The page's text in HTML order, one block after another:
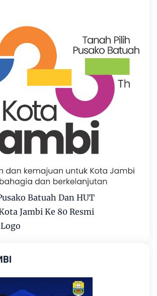
Batuah Dan HUT
Jambi Ke 80 Resmi